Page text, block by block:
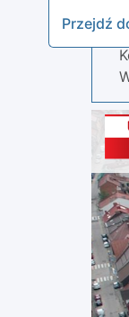
Przejdź